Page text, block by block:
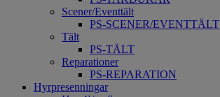
Scener/Eventtält
PS-SCENER/EVENTTÄLT
Tält
PS-TÄLT
Reparationer
PS-REPARATION
Hyrpresenningar